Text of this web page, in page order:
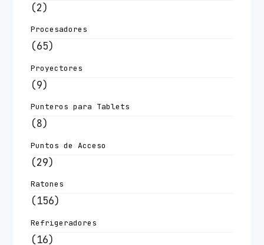
(2)
Procesadores
(65)
Proyectores
(9)
Punteros para Tablets
(8)
Puntos de Acceso
(29)
Ratones
(156)
Refrigeradores
(16)